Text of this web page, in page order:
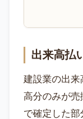
出来高払
建設業の出来
高分のみが売
で確定した部